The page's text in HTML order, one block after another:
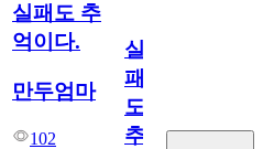
실패도 추
억이다.
만두엄마
102
실
패
도
추